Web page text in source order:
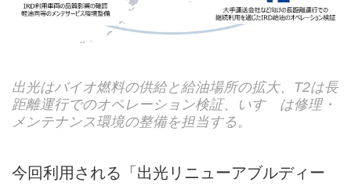
出光はバイオ燃料の供給と給油場所の拡大、T2は長
距離運行でのオペレーション検証、いすゞは修理・
メンテナンス環境の整備を担当する。
今回利用される「出光リニューアブルディー